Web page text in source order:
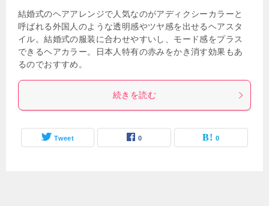
結婚式のヘアアレンジで人気なのがアディクシーカラーと
呼ばれる外国人のような透明感やツヤ感を出せるヘアスタ
イル。結婚式の服装に合わせやすいし、モード感をプラス
できるヘアカラー。日本人特有の赤みをかき消す効果もあ
るのでおすすめ。
続きを読む
Tweet 0 0